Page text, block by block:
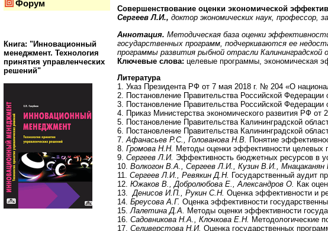
Форум
Книга: "Инновационный
менеджмент. Технология
принятия управленческих
решений"
Совершенствование оценки экономической
Сергеев Л.И., доктор экономических наук, профессор,
Аннотация. Методическая база оценки
государственных программ, подчеркиваются ее
программы развития рыбной отрасли Калининградской
Ключевые слова: целевые программы, экономическая
Литература
1. Указ Президента РФ от 7 мая 2018 г. № 204 «О
2. Постановление Правительства Российской
3. Постановление Правительства Российской
4. Приказ Министерства экономического развития РФ
5. Постановление Правительства Калининградской
6. Постановление Правительства Калининградской
7. Афанасьев Р.С., Голованова Н.В.
Понятие
8. Громова Н.Н. Методы оценки эффективности целевых
9. Сергеев Л.И. Эффективность бюджетных ресурсов в
10. Волкогон В.А., Сергеев Л.И., Кузин В.И., Мнацаканян
11. Сергеев Л.И., Ревякин Д.Н. Государственный аудит
12. Южаков В., Добролюбова Е., Александров О.
Как
13. Денисов И.П., Рукин С.Н. Оценка эффективности и
14. Бреусова А.Г. Оценка эффективности
15. Лалетина Д.А.
Методы оценки эффективности
16. Садовникова Н.А., Клочкова Е.Н. Методологические
17. Селиверстова Н.И. Оценка государственных